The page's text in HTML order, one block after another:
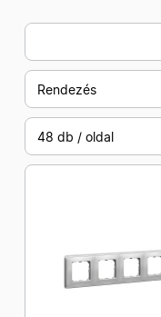
Rendezés
48 db / oldal